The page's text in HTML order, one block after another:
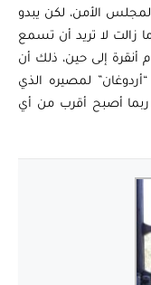
الأمن، لكن يبدو
زالت لا تريد أن تسمع
إلى حين، ذلك أن
لمصيره الذي
أصبح أقرب من أي